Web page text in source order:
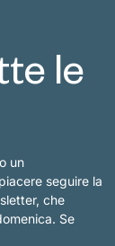
le
un
seguire la
che
Se